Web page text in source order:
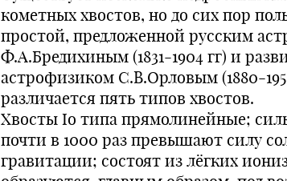
кометных хвостов, но до сих пор
простой, предложенной русским
Ф.А.Бредихиным (1831-1904 гг) и
астрофизиком С.В.Орловым (1880-
различается пять типов хвостов.
Хвосты Iо типа прямолинейные;
почти в 1000 раз превышают силу
гравитации; состоят из лёгких